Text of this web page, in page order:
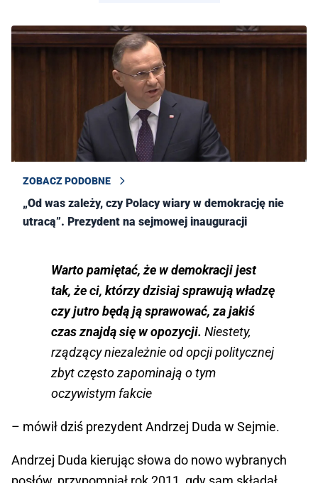
— Sejm RP🇵🇱 (@KancelariaSejmu)
November 13, 2023
ZOBACZ PODOBNE
„Od was zależy, czy Polacy wiary w demokrację nie
utracą”. Prezydent na sejmowej inauguracji
Warto pamiętać, że w demokracji jest
tak, że ci, którzy dzisiaj sprawują władzę
czy jutro będą ją sprawować, za jakiś
czas znajdą się w opozycji. Niestety,
rządzący niezależnie od opcji politycznej
zbyt często zapominają o tym
oczywistym fakcie
– mówił dziś prezydent Andrzej Duda w Sejmie.
Andrzej Duda kierując słowa do nowo wybranych